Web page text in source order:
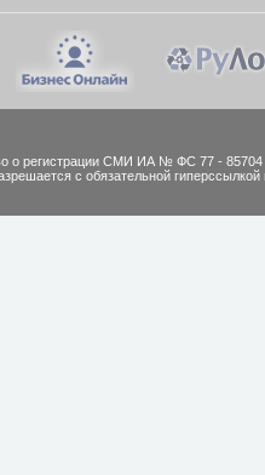
о регистрации СМИ ИА № ФС 77 - 85704
с обязательной гиперссылкой